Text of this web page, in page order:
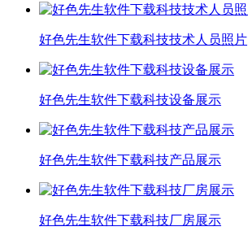
好色先生软件下载科技技术人员照片
好色先生软件下载科技设备展示
好色先生软件下载科技产品展示
好色先生软件下载科技厂房展示